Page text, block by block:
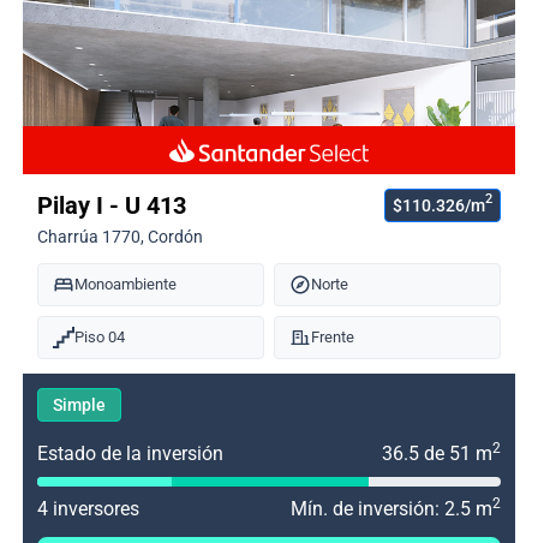
Pilay I - U 413 $110.326/m2
Charrúa 1770, Cordón
Monoambiente Norte
Piso 04 Frente
Simple
Estado de la inversión 36.5 de 51 m2
4 inversores Mín. de inversión: 2.5 m2